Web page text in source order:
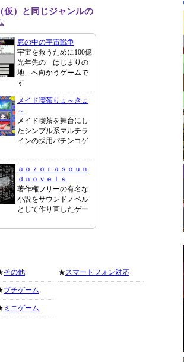
仮）と同じジャンルの
窓の中の宇宙戦争
宇宙を救うために100億
光年先の「はじまりの
地」へ向かうゲームで
す
メイド喫茶りょ～きょ
～
メイド喫茶を舞台にし
たシンプル系マルチラ
インの採用パチンコゲ
ａｏｚｏｒａｓｏｕｎ
ｄｎｏｖｅｌｓ
著作権フリーの有名な
小説をサウンドノベル
として作り直したゲー
その他
プチゲーム
ミニゲーム
★スマートフォン対応